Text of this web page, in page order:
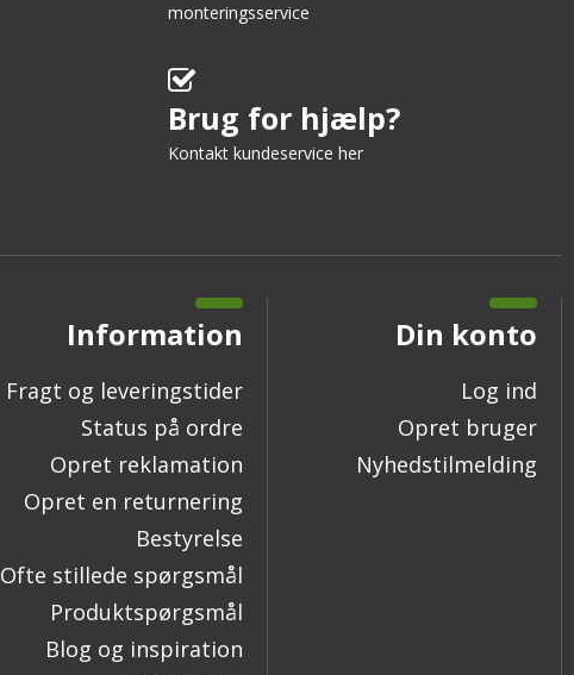
monteringsservice
Brug for hjælp?
Kontakt kundeservice her
Information
Fragt og leveringstider
Status på ordre
Opret reklamation
Opret en returnering
Bestyrelse
Ofte stillede spørgsmål
Produktspørgsmål
Blog og inspiration
Din konto
Log ind
Opret bruger
Nyhedstilmelding